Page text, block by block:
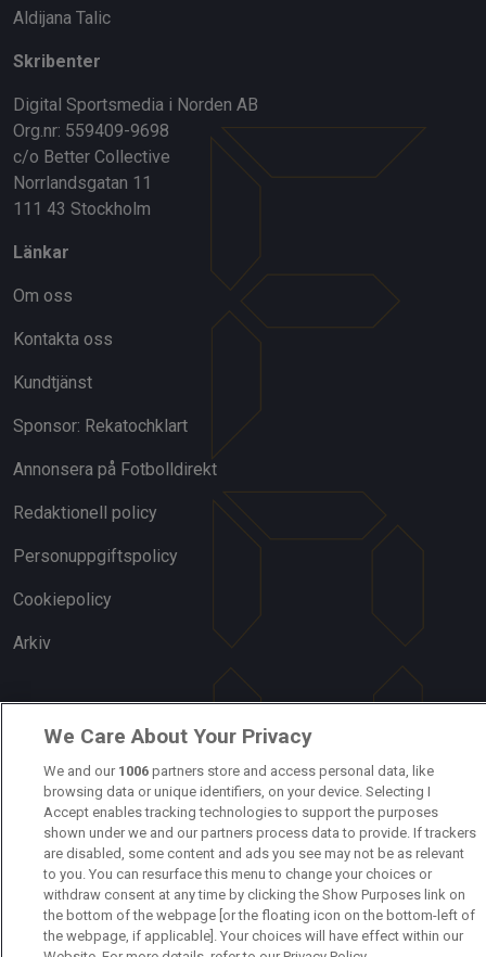
Aldijana Talic
Skribenter
Digital Sportsmedia i Norden AB
Org.nr: 559409-9698
c/o Better Collective
Norrlandsgatan 11
111 43 Stockholm
Länkar
Om oss
Kontakta oss
Kundtjänst
Sponsor: Rekatochklart
Annonsera på Fotbolldirekt
Redaktionell policy
Personuppgiftspolicy
Cookiepolicy
Arkiv
We Care About Your Privacy
We and our 1006 partners store and access personal data, like
browsing data or unique identifiers, on your device. Selecting I
Accept enables tracking technologies to support the purposes
shown under we and our partners process data to provide. If trackers
are disabled, some content and ads you see may not be as relevant
to you. You can resurface this menu to change your choices or
withdraw consent at any time by clicking the Show Purposes link on
the bottom of the webpage [or the floating icon on the bottom-left of
the webpage, if applicable]. Your choices will have effect within our